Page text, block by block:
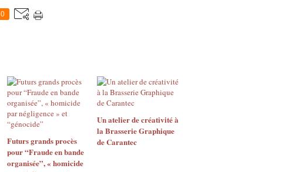
0
Futurs grands procès
pour “Fraude en bande
organisée”, « homicide
Un atelier de créativité à
la Brasserie Graphique
de Carantec